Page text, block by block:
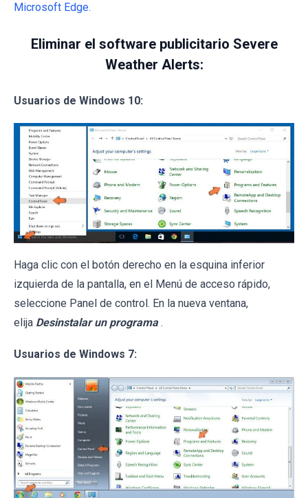
Microsoft Edge.
Eliminar el software publicitario Severe
Weather Alerts:
Usuarios de Windows 10:
Haga clic con el botón derecho en la esquina inferior
izquierda de la pantalla, en el Menú de acceso rápido,
seleccione Panel de control. En la nueva ventana,
elija Desinstalar un programa .
Usuarios de Windows 7: